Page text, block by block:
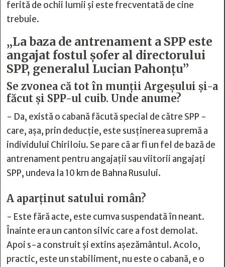
ferită de ochii lumii și este frecventată de cine
trebuie.
„La baza de antrenament a SPP este
angajat fostul șofer al directorului
SPP, generalul Lucian Pahonțu”
Se zvonea că tot în munții Argeșului și-a
făcut și SPP-ul cuib. Unde anume?
- Da, există o cabană făcută special de către SPP -
care, așa, prin deducție, este susținerea supremă a
individului Chiriloiu. Se pare că ar fi un fel de bază de
antrenament pentru angajații sau viitorii angajați
SPP, undeva la 10 km de Bahna Rusului.
A aparținut satului român?
- Este fără acte, este cumva suspendată în neant.
Înainte era un canton silvic care a fost demolat.
Apoi s-a construit și extins așezământul. Acolo,
practic, este un stabiliment, nu este o cabană, e o